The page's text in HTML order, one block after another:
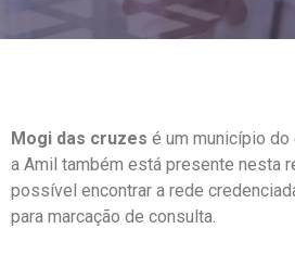
Mogi das cruzes é um município
a Amil também está presente nesta
possível encontrar a rede
para marcação de consulta.